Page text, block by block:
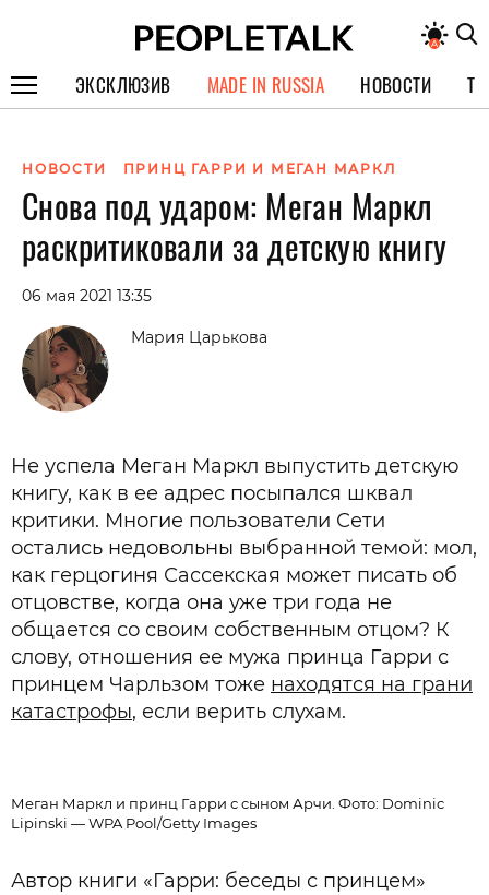
ЭКСКЛЮЗИВ
СПЕЦПРОЕКТЫ
ИНТЕРВЬЮ
ПОКОЛЕНИЕ
MADE IN RUSSIA НОВОСТИ
НОВОСТИ ПРИНЦ ГАРРИ И МЕГАН МАРКЛ
Снова под ударом: Меган Маркл
раскритиковали за детскую книгу
06 мая 2021 13:35
Мария Царькова
Не успела Меган Маркл выпустить детскую
книгу, как в ее адрес посыпался шквал
критики. Многие пользователи Сети
остались недовольны выбранной темой: мол,
как герцогиня Сассекская может писать об
отцовстве, когда она уже три года не
общается со своим собственным отцом? К
слову, отношения ее мужа принца Гарри с
принцем Чарльзом тоже находятся на грани
катастрофы, если верить слухам.
Меган Маркл и принц Гарри с сыном Арчи. Фото: Dominic
Lipinski — WPA Pool/Getty Images
Автор книги «Гарри: беседы с принцем»